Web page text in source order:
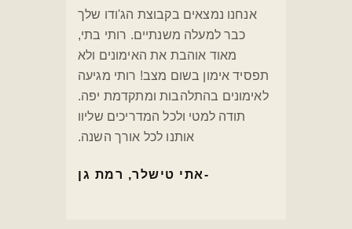
אנחנו נמצאים בקבוצת הג'ודו שלך
כבר למעלה משנתיים. רותי בתי,
מאוד אוהבת את האימונים ולא
תפסיד אימון בשום מצב! רותי מגיעה
לאימונים בהתלהבות ומתקדמת יפה.
תודה למטי ולכל המדריכים שליוו
אותנו לכל אורך השנה.
אתי טישלר, רמת גן